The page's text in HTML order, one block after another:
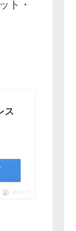
ト・
ス
ポチップ